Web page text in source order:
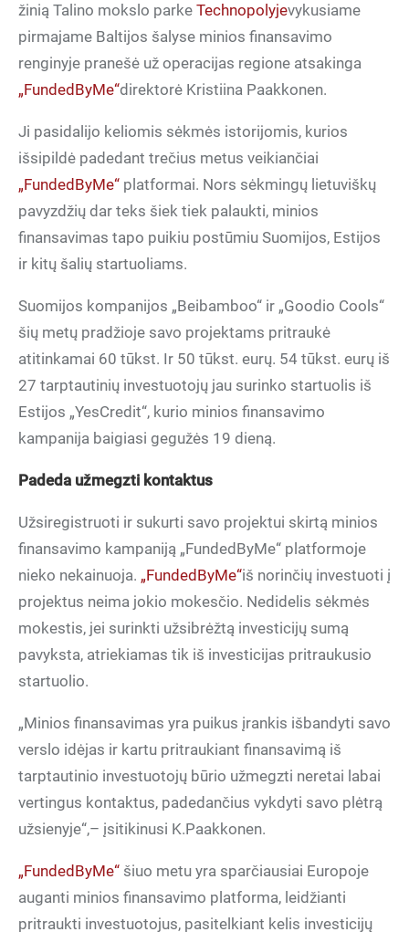
žinią Talino mokslo parke Technopolyjevykusiame
pirmajame Baltijos šalyse minios finansavimo
renginyje pranešė už operacijas regione atsakinga
„FundedByMe“direktorė Kristiina Paakkonen.
Ji pasidalijo keliomis sėkmės istorijomis, kurios
išsipildė padedant trečius metus veikiančiai
„FundedByMe“ platformai. Nors sėkmingų lietuviškų
pavyzdžių dar teks šiek tiek palaukti, minios
finansavimas tapo puikiu postūmiu Suomijos, Estijos
ir kitų šalių startuoliams.
Suomijos kompanijos „Beibamboo“ ir „Goodio Cools“
šių metų pradžioje savo projektams pritraukė
atitinkamai 60 tūkst. Ir 50 tūkst. eurų. 54 tūkst. eurų iš
27 tarptautinių investuotojų jau surinko startuolis iš
Estijos „YesCredit“, kurio minios finansavimo
kampanija baigiasi gegužės 19 dieną.
Padeda užmegzti kontaktus
Užsiregistruoti ir sukurti savo projektui skirtą minios
finansavimo kampaniją „FundedByMe“ platformoje
nieko nekainuoja. „FundedByMe“iš norinčių investuoti į
projektus neima jokio mokesčio. Nedidelis sėkmės
mokestis, jei surinkti užsibrėžtą investicijų sumą
pavyksta, atriekiamas tik iš investicijas pritraukusio
startuolio.
„Minios finansavimas yra puikus įrankis išbandyti savo
verslo idėjas ir kartu pritraukiant finansavimą iš
tarptautinio investuotojų būrio užmegzti neretai labai
vertingus kontaktus, padedančius vykdyti savo plėtrą
užsienyje“,– įsitikinusi K.Paakkonen.
„FundedByMe“ šiuo metu yra sparčiausiai Europoje
auganti minios finansavimo platforma, leidžianti
pritraukti investuotojus, pasitelkiant kelis investicijų